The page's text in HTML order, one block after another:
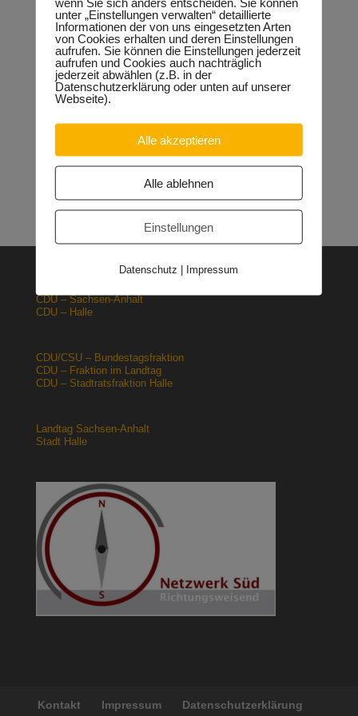
Neueste Beiträge
Sondervermögen für die Europachaussee richtige
Entscheidung! 30.04.2026
Halle: Erhöhung der Gewerbesteuer ist falsches Signal
26.03.2026
Halle: Sondervermögen Infrastruktur für die Europachaussee
Lehrpläne: Grundsteine für spätere Ausbildung werden in der
CDU – Sachsen-Anhalt
CDU – Halle
CDU/CSU – Bundestagsfraktion
CDU – Fraktion im Landtag
CDU – Stadtratsfraktion Halle
Landtag Sachsen-Anhalt
Stadt Halle
Kontakt Impressum Datenschutzerklärung
unter „Einstellungen verwalten“ detaillierte
Informationen der von uns eingesetzten Arten
von Cookies erhalten und deren Einstellungen
aufrufen. Sie können die Einstellungen jederzeit
aufrufen und Cookies auch nachträglich
jederzeit abwählen (z.B. in der
Datenschutzerklärung oder unten auf unserer
Webseite).
Alle akzeptieren
Alle ablehnen
Einstellungen
Datenschutz | Impressum